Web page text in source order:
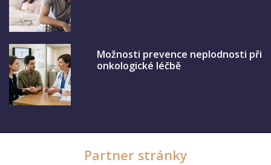
Možnosti prevence neplodnosti při
onkologické léčbě
Partner stránky